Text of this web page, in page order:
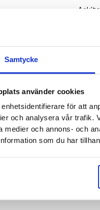
Samtycke
använder cookies
för att
och analysera vår trafik.
medier och annons- och
som du har